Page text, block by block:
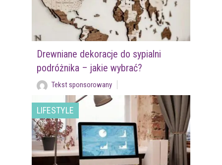
Drewniane dekoracje do sypialni
podróżnika – jakie wybrać?
Tekst sponsorowany
LIFESTYLE